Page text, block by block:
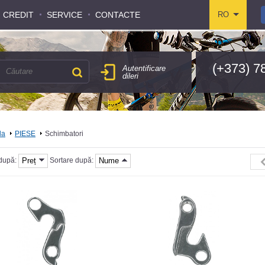
CREDIT SERVICE CONTACTE RO
CREDIT SERVICE CONTACTE RO
(+373)
Autentificare
dileri
PIESE Schimbatori
Preț Sortare după: Nume